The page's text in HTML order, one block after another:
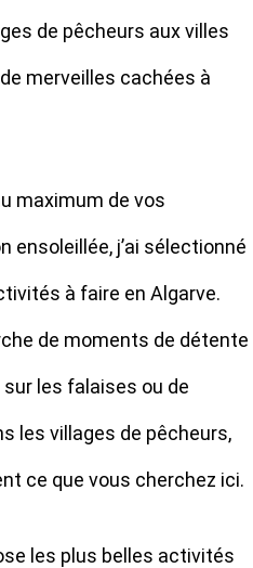
de pêcheurs aux villes
merveilles cachées à
maximum de vos
ensoleillée, j’ai sélectionné
à faire en Algarve.
de moments de détente
sur les falaises ou de
les villages de pêcheurs,
ce que vous cherchez ici.
les plus belles activités